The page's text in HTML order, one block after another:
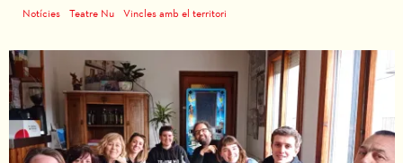
Notícies Teatre Nu Vincles amb el territori